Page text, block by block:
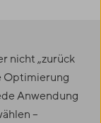
nicht „zurück
Optimierung
Anwendung
–